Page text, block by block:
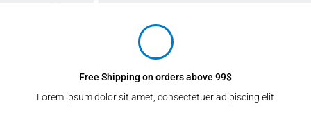
Free Shipping on orders above 99$
Lorem ipsum dolor sit amet, consectetuer adipiscing elit